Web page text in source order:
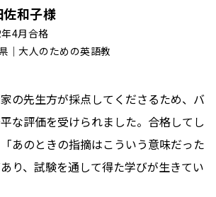
佐和子様
4月合格
｜大人のための英語教
の先生方が採点してくださるため、バ
な評価を受けられました。合格してし
あのときの指摘はこういう意味だった
り、試験を通して得た学びが生きてい